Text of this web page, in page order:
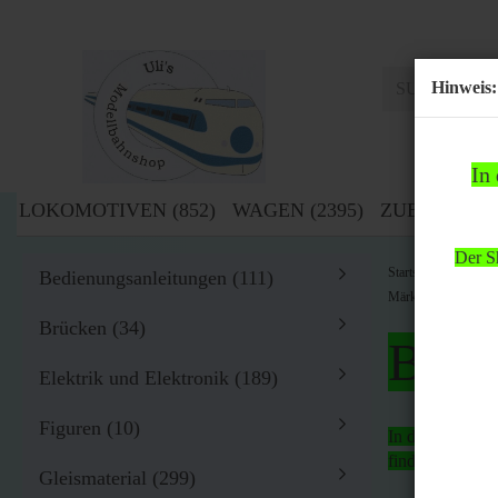
Hinweis:
In
Der
LOKOMOTIVEN (852) WAGEN (2395) ZUBEHÖR
Startseite »
Märklin Literatur
Bitte
In der Zeit
findet
Bedienungsanleitungen (111)
Brücken (34)
Elektrik und Elektronik (189)
Figuren (10)
Gleismaterial (299)